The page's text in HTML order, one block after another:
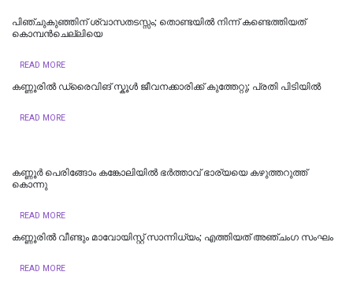
പിഞ്ചുകുഞ്ഞിന് ശ്വാസതടസ്സം; തൊണ്ടയിൽ നിന്ന് കണ്ടെത്തിയത്
കൊമ്പൻചെല്ലിയെ
READ MORE
കണ്ണൂരിൽ ഡ്രൈവിങ് സ്കൂൾ ജീവനക്കാരിക്ക് കുത്തേറ്റു; പ്രതി പിടിയില്‍
READ MORE
കണ്ണൂർ പെരിങ്ങോം കങ്കോലിയിൽ ഭർത്താവ് ഭാര്യയെ കഴുത്തറുത്ത്
കൊന്നു
READ MORE
കണ്ണൂരിൽ വീണ്ടും മാവോയിസ്റ്റ് സാന്നിധ്യം; എത്തിയത് അഞ്ചംഗ സംഘം
READ MORE